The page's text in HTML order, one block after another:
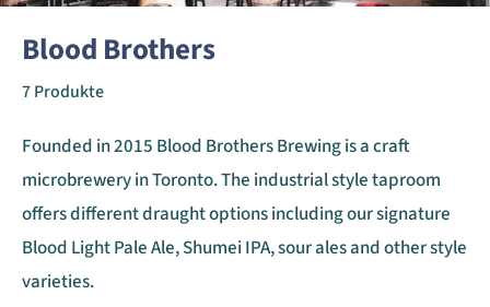
Blood Brothers
7 Produkte
Founded in 2015 Blood Brothers Brewing is a craft
microbrewery in Toronto. The industrial style taproom
offers different draught options including our signature
Blood Light Pale Ale, Shumei IPA, sour ales and other style
varieties.